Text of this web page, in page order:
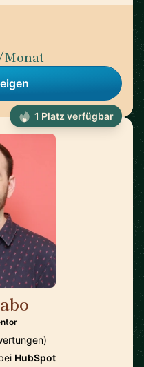
HubSpot
1 Platz verfügbar